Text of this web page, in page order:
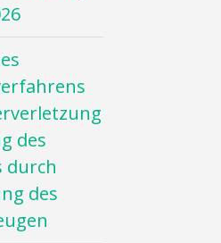
des
durch
des